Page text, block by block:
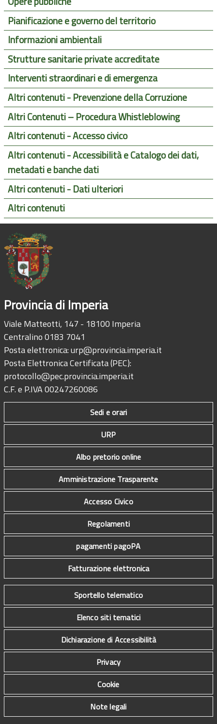
Pianificazione e governo del territorio
Informazioni ambientali
Strutture sanitarie private accreditate
Interventi straordinari e di emergenza
Altri contenuti - Prevenzione della Corruzione
Altri Contenuti – Procedura Whistleblowing
Altri contenuti - Accesso civico
Altri contenuti - Accessibilità e Catalogo dei dati,
metadati e banche dati
Altri contenuti - Dati ulteriori
Altri contenuti
Provincia di Imperia
Viale Matteotti, 147 - 18100 Imperia
Centralino 0183 7041
Posta elettronica:urp@provincia.imperia.it
Posta Elettronica Certificata (PEC):
protocollo@pec.provincia.imperia.it
C.F. e P.IVA 00247260086
Sedi e orari
URP
Albo pretorio online
Amministrazione Trasparente
Accesso Civico
Regolamenti
pagamenti pagoPA
Fatturazione elettronica
Sportello telematico
Elenco siti tematici
Dichiarazione di Accessibilità
Privacy
Cookie
Note legali